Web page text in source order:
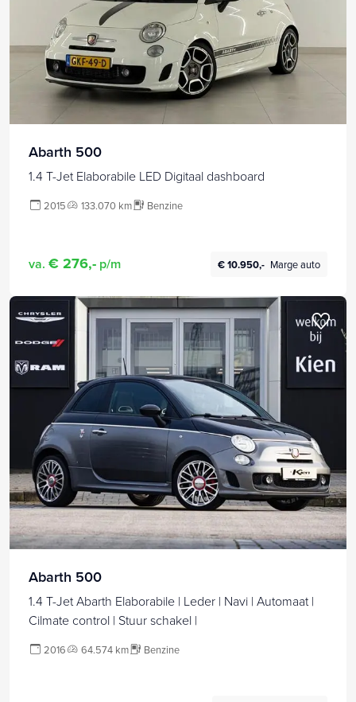
Abarth 500
1.4 T-Jet Elaborabile LED Digitaal dashboard
2015 133.070 km Benzine
va. € 276,- p/m € 10.950,- Marge auto
Abarth 500
1.4 T-Jet Abarth Elaborabile | Leder | Navi | Automaat |
Cilmate control | Stuur schakel |
2016 64.574 km Benzine